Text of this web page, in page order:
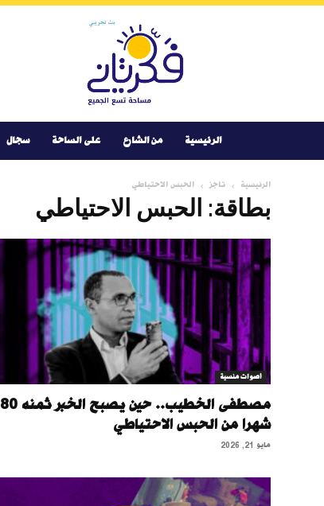
الرئيسية من الشارع على الساحة سجال
الرئيسية تاجز الحبس الاحتياطي
بطاقة: الحبس الاحتياطي
أصوات منسية
مصطفى الخطيب.. حين يصبح الخبر ثمنه 80
شهرا من الحبس الاحتياطي
مايو 21, 2026